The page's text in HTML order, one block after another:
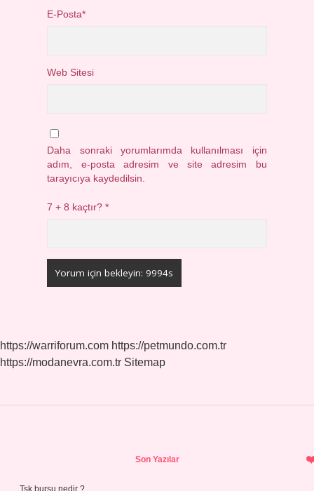
E-Posta*
Web Sitesi
Daha sonraki yorumlarımda kullanılması için
adım, e-posta adresim ve site adresim bu
tarayıcıya kaydedilsin.
7 + 8 kaçtır?*
https://warriforum.com https://petmundo.com.tr
https://modanevra.com.tr Sitemap
Son Yazılar
Tsk bursu nedir ?